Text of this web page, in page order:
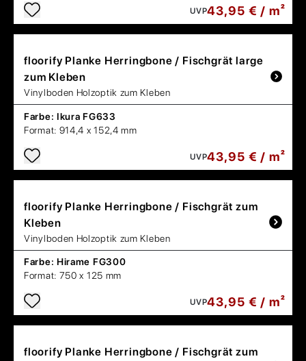
UVP43,95 € / m²
floorify Planke Herringbone / Fischgrät large
zum Kleben
Vinylboden Holzoptik zum Kleben
Farbe: Ikura FG633
Format: 914,4 x 152,4 mm
UVP43,95 € / m²
floorify Planke Herringbone / Fischgrät zum
Kleben
Vinylboden Holzoptik zum Kleben
Farbe: Hirame FG300
Format: 750 x 125 mm
UVP43,95 € / m²
floorify Planke Herringbone / Fischgrät zum